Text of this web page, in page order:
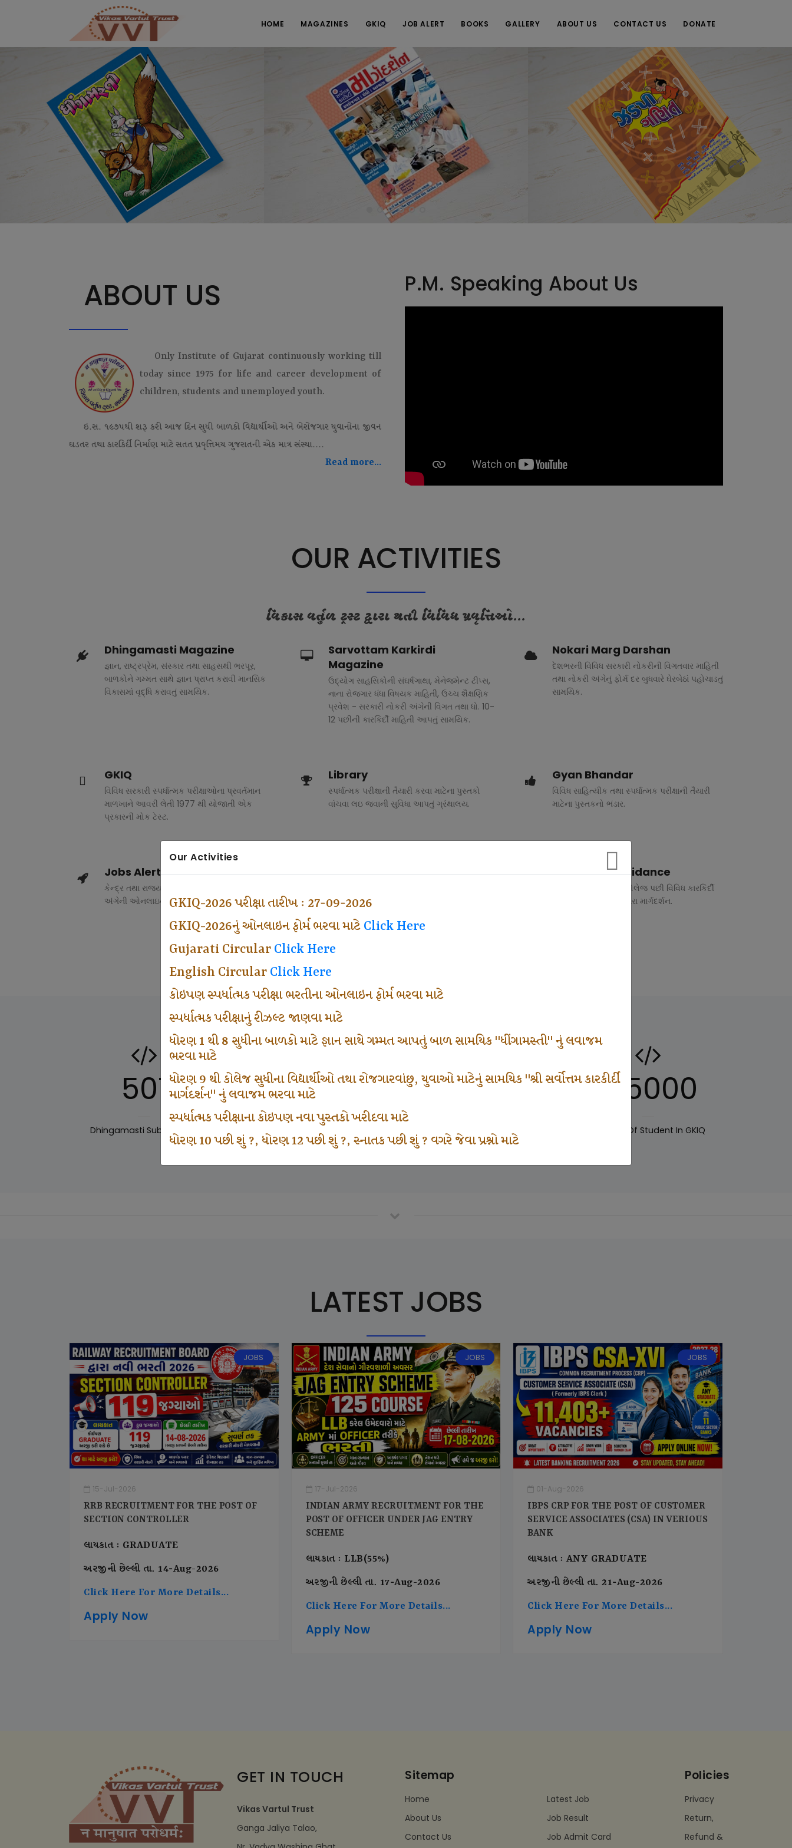
HOME MAGAZINES GKIQ JOB ALERT BOOKS GALLERY ABOUT US CONTACT US DONATE
Our Activities
GKIQ-2026 પરીક્ષા તારીખ : 27-09-2026
GKIQ-2026નું ઓનલાઇન ફોર્મ ભરવા માટે Click Here
Gujarati Circular Click Here
English Circular Click Here
કોઇપણ સ્પર્ધાત્મક પરીક્ષા ભરતીના ઓનલાઇન ફોર્મ ભરવા માટે
સ્પર્ધાત્મક પરીક્ષાનું રીઝલ્ટ જાણવા માટે
ધોરણ 1 થી 8 સુધીના બાળકો માટે જ્ઞાન સાથે ગમ્મત આપતું બાળ સામયિક "ધીંગામસ્તી" નું લવાજમ
ભરવા માટે
ધોરણ 9 થી કોલેજ સુધીના વિદ્યાર્થીઓ તથા રોજગારવાંછુ, યુવાઓ માટેનું સામયિક "શ્રી સર્વોત્તમ કારકીર્દી
માર્ગદર્શન" નું લવાજમ ભરવા માટે
સ્પર્ધાત્મક પરીક્ષાના કોઇપણ નવા પુસ્તકો ખરીદવા માટે
ધોરણ 10 પછી શું ?, ધોરણ 12 પછી શું ?, સ્નાતક પછી શું ? વગરે જેવા પ્રશ્નો માટે
ABOUT US
Only Institute of Gujarat continuously working till
today since 1975 for life and career development of
children, students and unemployed youth.
ઇ.સ. ૧૯૭૫થી શરૂ કરી આજ દિન સુધી બાળકો વિદ્યાર્થીઓ અને બેરોજગાર યુવાનોના જીવન
ઘડતર તથા કારકિર્દી નિર્માણ માટે સતત પ્રવૃત્તિમય ગુજરાતની એક માત્ર સંસ્થા....
Read more...
P.M. Speaking About Us
OUR ACTIVITIES
વિકાસ વર્તુળ ટ્રસ્ટ દ્વારા થતી વિવિધ પ્રવૃત્તિઓ...
Dhingamasti Magazine
જ્ઞાન, રાષ્ટ્રપ્રેમ, સંસ્કાર તથા સાહસથી ભરપૂર,
બાળકોને ગમ્મત સાથે જ્ઞાન પ્રાપ્ત કરાવી માનસિક
વિકાસમાં વૃદ્ધિ કરાવતું સામયિક.
Sarvottam Karkirdi
Magazine
ઉદ્યોગ સાહસિકોની સંઘર્ષગાથા, મેનેજમેન્ટ ટીપ્સ,
નાના રોજગાર ધંધા વિષયક માહિતી, ઉચ્ચ શૈક્ષણિક
પ્રવેશ - સરકારી નોકરી અંગેની વિગત તથા ધો. 10-
12 પછીની કારકિર્દી માહિતી આપતું સામયિક.
Nokari Marg Darshan
દેશભરની વિવિધ સરકારી નોકરીની વિગતવાર માહિતી
તથા નોકરી અંગેનું ફોર્મ દર બુધવારે ઘેરબેઠાં પહોચાડતું
સામયિક.
GKIQ
વિવિધ સરકારી સ્પર્ધાત્મક પરીક્ષાઓના પ્રવર્તમાન
માળખાને આવરી લેતી 1977 થી યોજાતી એક
પ્રકારની મોક ટેસ્ટ.
Library
સ્પર્ધાત્મક પરીક્ષાની તૈયારી કરવા માટેના પુસ્તકો
વાંચવા લઇ જવાની સુવિધા આપતું ગ્રંથાલય.
Gyan Bhandar
વિવિધ સાહિત્યીક તથા સ્પર્ધાત્મક પરીક્ષાની તૈયારી
માટેના પુસ્તકનો ભંડાર.
Jobs Alert
કેન્દ્ર તથા રાજ્ય સરકારના વિવિધ વિભાગોમાં ભરતી
અંગેની ઓનલાઇન માહિતી.
Competitive Exam Class
હેતુ ફક્ત વ્યવસ્થા ખર્ચ લઇ ચલાવતા વર્ગ.
Vocational Guidance
ધોરણ 10 અને 12 તથા કોલેજ પછી વિવિધ કારકિર્દી
અંગે રૂબરુ તથા ફોન દ્વારા માર્ગદર્શન.
501
Dhingamasti Subscription
671 1000 125000
Number Of Student In GKIQ
LATEST JOBS
JOBS
15-Jul-2026
RRB RECRUITMENT FOR THE POST OF
SECTION CONTROLLER
લાયકાત : GRADUATE
અરજીની છેલ્લી તા. 14-Aug-2026
Click Here For More Details...
Apply Now
JOBS
17-Jul-2026
INDIAN ARMY RECRUITMENT FOR THE
POST OF OFFICER UNDER JAG ENTRY
SCHEME
લાયકાત : LLB(55%)
અરજીની છેલ્લી તા. 17-Aug-2026
Click Here For More Details...
Apply Now
JOBS
01-Aug-2026
IBPS CRP FOR THE POST OF CUSTOMER
SERVICE ASSOCIATES (CSA) IN VERIOUS
BANK
લાયકાત : ANY GRADUATE
અરજીની છેલ્લી તા. 21-Aug-2026
Click Here For More Details...
Apply Now
GET IN TOUCH
Vikas Vartul Trust
Ganga Jaliya Talao,
Sitemap
Home
About Us
Contact Us
Latest Job
Job Result
Job Admit Card
Policies
Privacy
Return,
Refund &